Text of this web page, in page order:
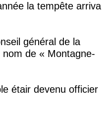
la tempête arriva
général de la
de « Montagne-
étair devenu officier